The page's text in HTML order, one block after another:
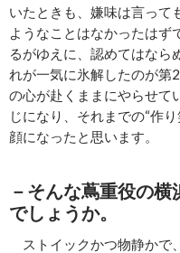
いたときも、嫌味は言って
ようなことはなかったはず
るがゆえに、認めてはなら
れが一気に氷解したのが第
の心が赴くままにやらせて
じになり、それまでの“作
顔になったと思います。
－そんな蔦重役の
でしょうか。
ストイックかつ物静かで